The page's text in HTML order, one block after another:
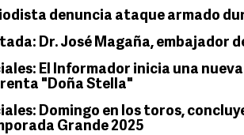
denuncia ataque armado
Dr. José Magaña, embajador
El Informador inicia una
"Doña Stella"
Domingo en los toros,
Grande 2025